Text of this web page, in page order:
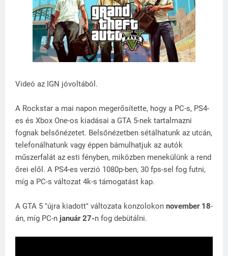
Videó az IGN jóvoltából.
A Rockstar a mai napon megerősítette, hogy a PC-s, PS4-
es és Xbox One-os kiadásai a GTA 5-nek tartalmazni
fognak belsőnézetet. Belsőnézetben sétálhatunk az utcán,
telefonálhatunk vagy éppen bámulhatjuk az autók
műszerfalát az esti fényben, miközben menekülünk a rend
őrei elől. A PS4-es verzió 1080p-ben, 30 fps-sel fog futni,
míg a PC-s változat 4k-s támogatást kap.
A GTA 5 "újra kiadott" változata konzolokon november 18-
án, míg PC-n január 27-n fog debütálni.